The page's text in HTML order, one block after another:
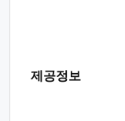
제공정보